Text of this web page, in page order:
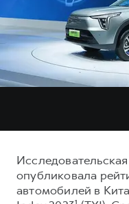
DARGO
от 3 199 000 ₽
F7
от 2 899 000 ₽
Тест-драйв
Трейд-ин
КРЕДИТ И
Страхование
Кредит
СЕРВИСНОЕ
Нулевое ТО
Программа
Регламенты
GWM Безопасность
Гарантия HAVAL
О дилере
Наша команда
Контакты
опубликовала
автомобилей в